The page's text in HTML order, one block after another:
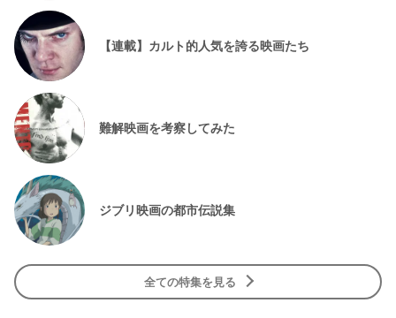
【連載】カルト的人気を誇る映画たち
難解映画を考察してみた
ジブリ映画の都市伝説集
全ての特集を見る